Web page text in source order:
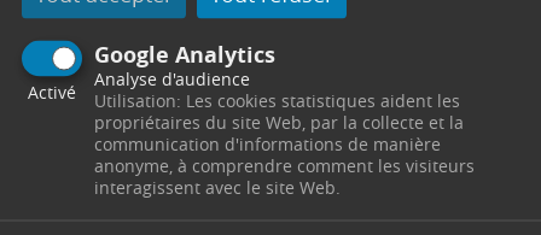
Google Analytics
Activé
Analyse d'audience
Utilisation: Les cookies statistiques aident les
propriétaires du site Web, par la collecte et la
communication d'informations de manière
anonyme, à comprendre comment les visiteurs
interagissent avec le site Web.
MÉDIATHÈQUE LA MINE DES
MOTS
Accueil
Jardins de la Mine